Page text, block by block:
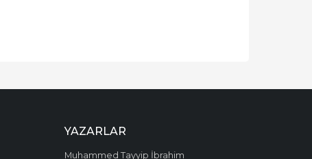
YAZARLAR
Muhammed Tayyip İbrahim